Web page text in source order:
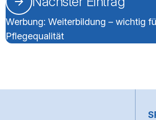
Werbung: Weiterbildung – wichtig
Pflegequalität